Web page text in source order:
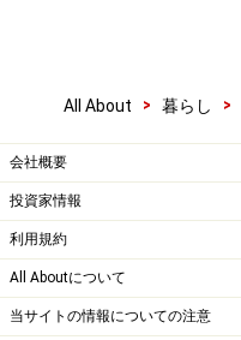
All About > 暮らし >
会社概要
投資家情報
利用規約
All Aboutについて
当サイトの情報についての注意